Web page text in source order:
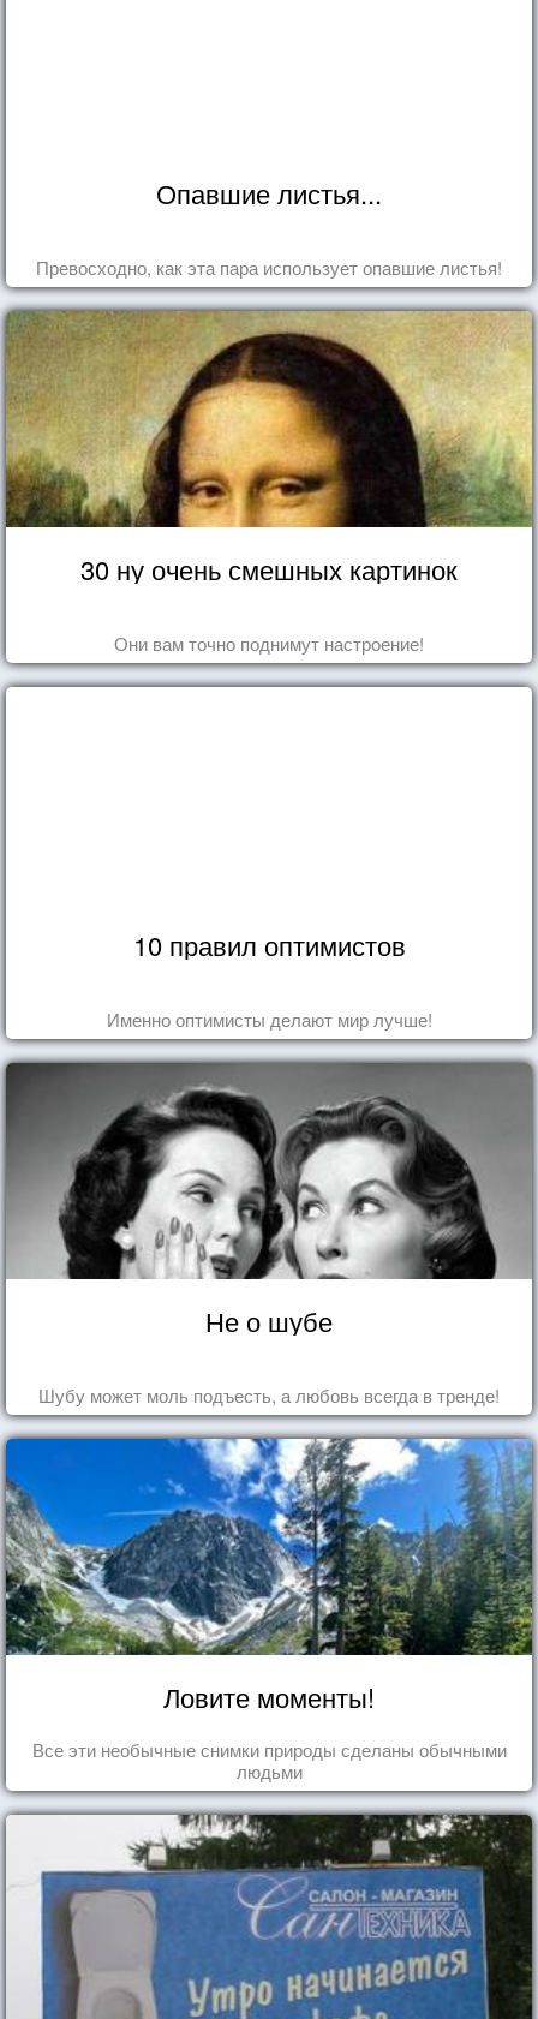
Опавшие листья...
Превосходно, как эта пара использует опавшие листья!
30 ну очень смешных картинок
Они вам точно поднимут настроение!
10 правил оптимистов
Именно оптимисты делают мир лучше!
Не о шубе
Шубу может моль подъесть, а любовь всегда в тренде!
Ловите моменты!
Все эти необычные снимки природы сделаны обычными
людьми